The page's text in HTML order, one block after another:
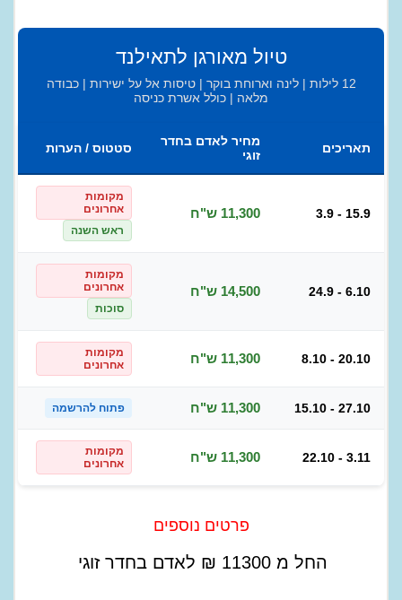
טיול מאורגן לתאילנד
12 לילות | לינה וארוחת בוקר | טיסות אל על ישירות | כבודה
מלאה | כולל אשרת כניסה
תאריכים
מחיר לאדם בחדר
זוגי
סטטוס / הערות
3.9 - 15.9 11,300 ש"ח
מקומות
אחרונים
ראש השנה
24.9 - 6.10 14,500 ש"ח
מקומות
אחרונים
סוכות
8.10 - 20.10 11,300 ש"ח
מקומות
אחרונים
15.10 - 27.10 11,300 ש"ח פתוח להרשמה
22.10 - 3.11 11,300 ש"ח
מקומות
אחרונים
פרטים נוספים
החל מ11300
₪ לאדם בחדר זוגי